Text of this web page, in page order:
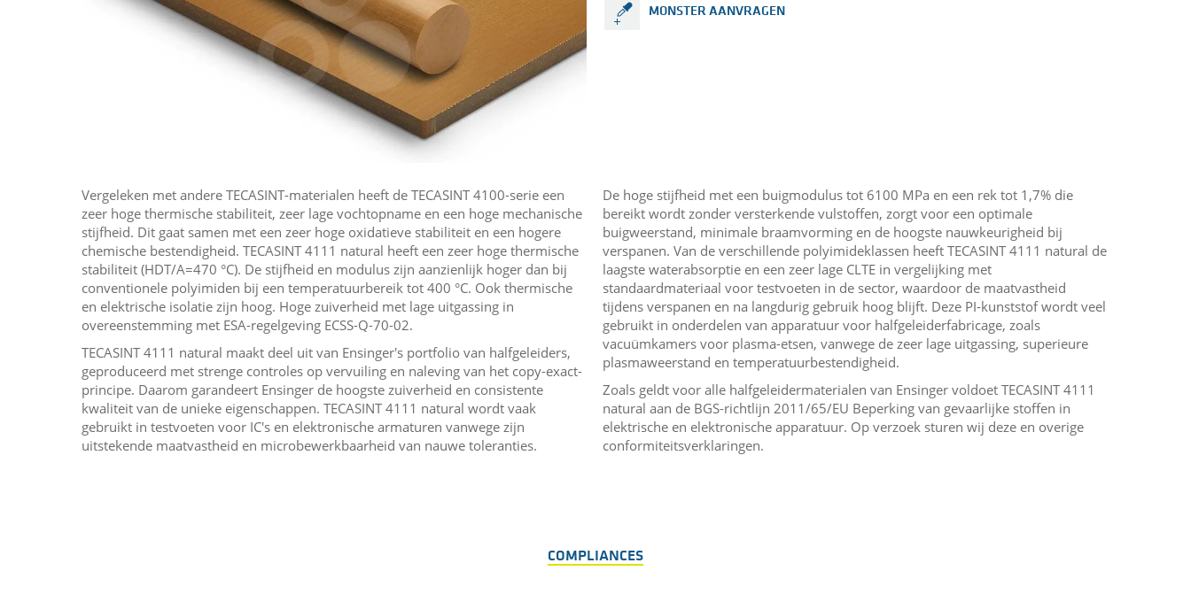
MONSTER AANVRAGEN
Vergeleken met andere TECASINT-materialen heeft de TECASINT 4100-serie een
zeer hoge thermische stabiliteit, zeer lage vochtopname en een hoge mechanische
stijfheid. Dit gaat samen met een zeer hoge oxidatieve stabiliteit en een hogere
chemische bestendigheid. TECASINT 4111 natural heeft een zeer hoge thermische
stabiliteit (HDT/A=470 °C). De stijfheid en modulus zijn aanzienlijk hoger dan bij
conventionele polyimiden bij een temperatuurbereik tot 400 °C. Ook thermische
en elektrische isolatie zijn hoog. Hoge zuiverheid met lage uitgassing in
overeenstemming met ESA-regelgeving ECSS-Q-70-02.
TECASINT 4111 natural maakt deel uit van Ensinger's portfolio van halfgeleiders,
geproduceerd met strenge controles op vervuiling en naleving van het copy-exact-
principe. Daarom garandeert Ensinger de hoogste zuiverheid en consistente
kwaliteit van de unieke eigenschappen. TECASINT 4111 natural wordt vaak
gebruikt in testvoeten voor IC's en elektronische armaturen vanwege zijn
uitstekende maatvastheid en microbewerkbaarheid van nauwe toleranties.
De hoge stijfheid met een buigmodulus tot 6100 MPa en een rek tot 1,7% die
bereikt wordt zonder versterkende vulstoffen, zorgt voor een optimale
buigweerstand, minimale braamvorming en de hoogste nauwkeurigheid bij
verspanen. Van de verschillende polyimideklassen heeft TECASINT 4111 natural de
laagste waterabsorptie en een zeer lage CLTE in vergelijking met
standaardmateriaal voor testvoeten in de sector, waardoor de maatvastheid
tijdens verspanen en na langdurig gebruik hoog blijft. Deze PI-kunststof wordt veel
gebruikt in onderdelen van apparatuur voor halfgeleiderfabricage, zoals
vacuümkamers voor plasma-etsen, vanwege de zeer lage uitgassing, superieure
plasmaweerstand en temperatuurbestendigheid.
Zoals geldt voor alle halfgeleidermaterialen van Ensinger voldoet TECASINT 4111
natural aan de BGS-richtlijn 2011/65/EU Beperking van gevaarlijke stoffen in
elektrische en elektronische apparatuur. Op verzoek sturen wij deze en overige
conformiteitsverklaringen.
COMPLIANCES